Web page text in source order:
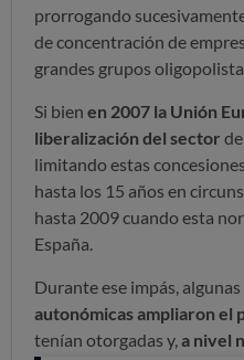
prorrogando
de concentración de
grandes grupos
Si bien en 2007 la Unión
liberalización del sector
limitando estas
hasta los 15 años en
hasta 2009 cuando esta
España.
Durante ese impás, algunas
autonómicas ampliaron el
tenían otorgadas y, a nivel